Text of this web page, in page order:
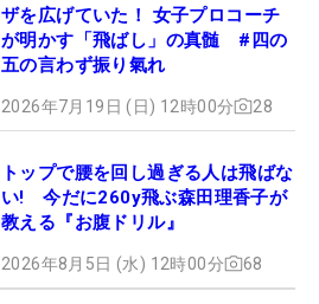
ザを広げていた！ 女子プロコーチ
が明かす「飛ばし」の真髄 #四の
五の言わず振り氣れ
2026年7月19日 (日) 12時00分 28
トップで腰を回し過ぎる人は飛ばな
い! 今だに260y飛ぶ森田理香子が
教える『お腹ドリル』
2026年8月5日 (水) 12時00分 68